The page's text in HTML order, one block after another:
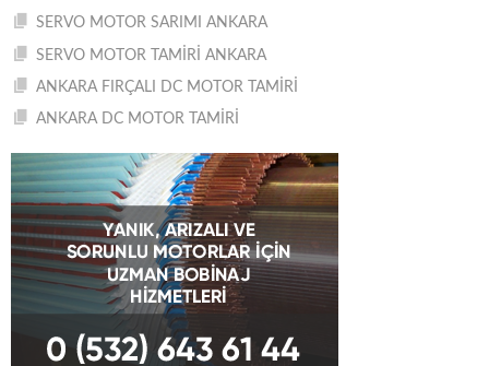
SERVO MOTOR SARIMI ANKARA
SERVO MOTOR TAMİRİ ANKARA
ANKARA FIRÇALI DC MOTOR TAMİRİ
ANKARA DC MOTOR TAMİRİ